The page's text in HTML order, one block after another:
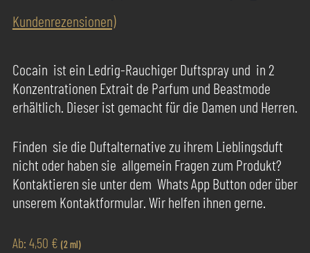
Bewertet
mit5.00
auf
1
Kundenbewertung
Kundenrezensionen)
Cocain ist ein Ledrig-Rauchiger Duftspray und in 2
Konzentrationen Extrait de Parfum und Beastmode
erhältlich. Dieser ist gemacht für die Damen und Herren.
Finden sie die Duftalternative zu ihrem Lieblingsduft
nicht oder haben sie allgemein Fragen zum Produkt?
Kontaktieren sie unter dem Whats App Button oder über
unserem Kontaktformular. Wir helfen ihnen gerne.
Ab: 4,50 € (2 ml)